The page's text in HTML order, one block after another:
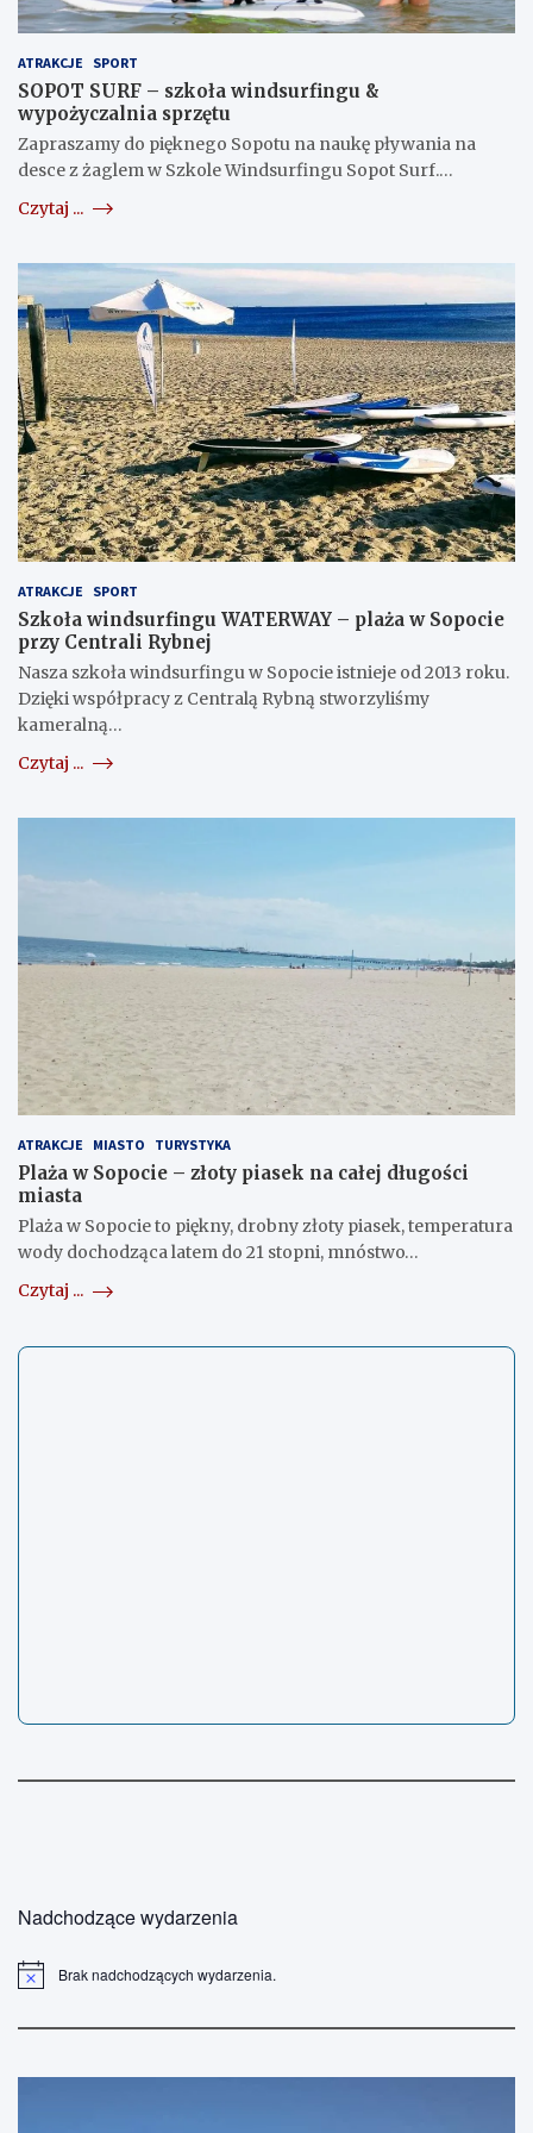
ATRAKCJE SPORT
SOPOT SURF – szkoła windsurfingu &
wypożyczalnia sprzętu
Zapraszamy do pięknego Sopotu na naukę pływania na
desce z żaglem w Szkole Windsurfingu Sopot Surf.…
Czytaj ...
ATRAKCJE SPORT
Szkoła windsurfingu WATERWAY – plaża w Sopocie
przy Centrali Rybnej
Nasza szkoła windsurfingu w Sopocie istnieje od 2013 roku.
Dzięki współpracy z Centralą Rybną stworzyliśmy
kameralną…
Czytaj ...
ATRAKCJE MIASTO TURYSTYKA
Plaża w Sopocie – złoty piasek na całej długości
miasta
Plaża w Sopocie to piękny, drobny złoty piasek, temperatura
wody dochodząca latem do 21 stopni, mnóstwo…
Czytaj ...
Nadchodzące wydarzenia
d
Brak nadchodzących wydarzenia.